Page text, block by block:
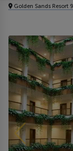
Golden Sands Resort